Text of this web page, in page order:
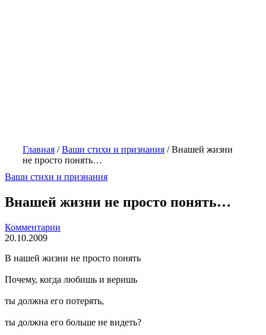
Главная /Ваши стихи и признания /Внашей жизни
не просто понять…
Ваши стихи и признания
Внашей жизни не просто понять…
Комментарии
20.10.2009
В нашей жизни не просто понять
Почему, когда любишь и веришь
ты должна его потерять,
ты должна его больше не видеть?